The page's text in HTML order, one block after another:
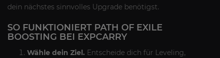
dein nächstes sinnvolles Upgrade benötigst.
SO FUNKTIONIERT PATH OF EXILE
BOOSTING BEI EXPCARRY
Wähle dein Ziel. Entscheide dich für Leveling,